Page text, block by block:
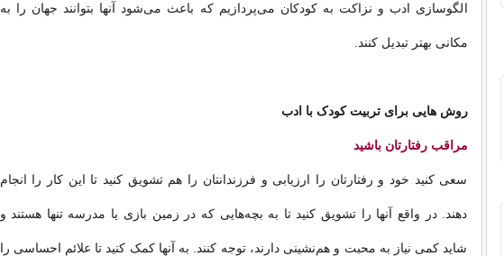
الگوسازی ادب و نزاکت به کودکان می‌پردازیم که باعث می‌شود آنها بتوانند جهان را به
مکانی بهتر تبدیل کنند.
روش هایی برای تربیت کودک با ادب
مراقب رفتارتان باشید
سعی کنید خود و رفتارتان را ارزیابی و فرزندانتان را هم تشویق کنید تا این کار را انجام
دهند. در واقع آنها را تشویق کنید تا به بچه‌هایی که در زمین بازی یا مدرسه تنها هستند و
شاید کمی نیاز به محبت و هم‌نشینی دارند، توجه کنند. به آنها کمک کنید تا علائم احساسی را